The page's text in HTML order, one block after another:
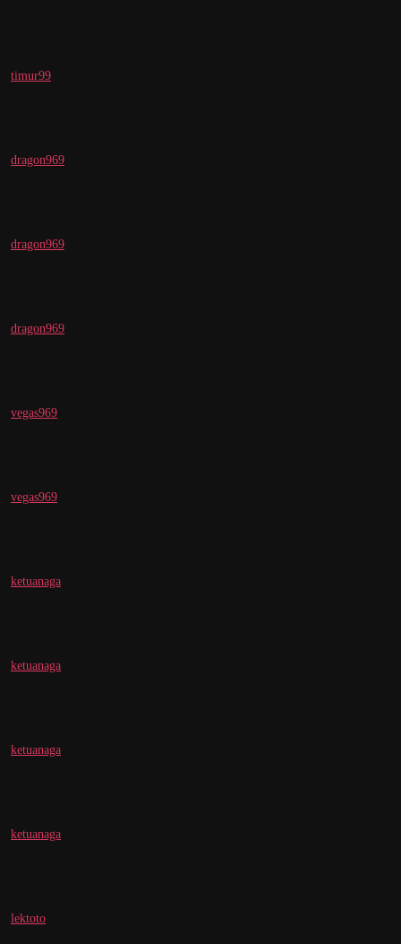
timur99
dragon969
dragon969
dragon969
vegas969
vegas969
ketuanaga
ketuanaga
ketuanaga
ketuanaga
lektoto